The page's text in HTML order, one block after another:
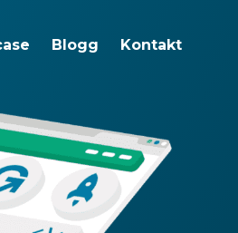
Blogg Kontakt